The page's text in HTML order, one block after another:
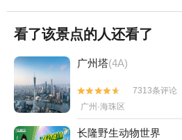
看了该景点的人还看了
广州塔(4A)


7313条评论
广州·海珠区
长隆野生动物世界